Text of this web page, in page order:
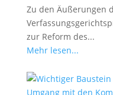
Zu den Äußerungen
zur Reform des...
Mehr lesen...